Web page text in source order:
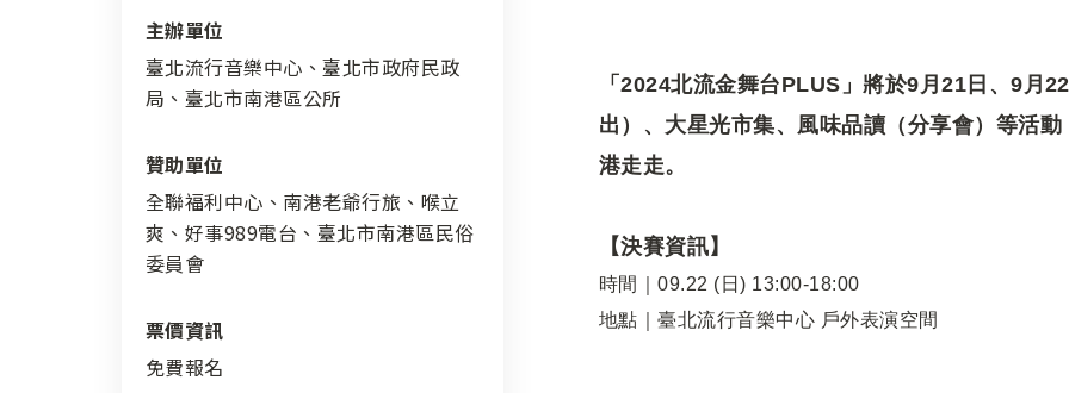
主辦單位
臺北流行音樂中心、臺北市政府民政
局、臺北市南港區公所
贊助單位
全聯福利中心、南港老爺行旅、喉立
爽、好事989電台、臺北市南港區民俗
委員會
票價資訊
免費報名
「2024北流金舞台PLUS」將於9月21日、9月
出）、大星光市集、風味品讀（分享會）等活
港走走。
【決賽資訊】
時間｜09.22 (日) 13:00-18:00
地點｜臺北流行音樂中心 戶外表演空間